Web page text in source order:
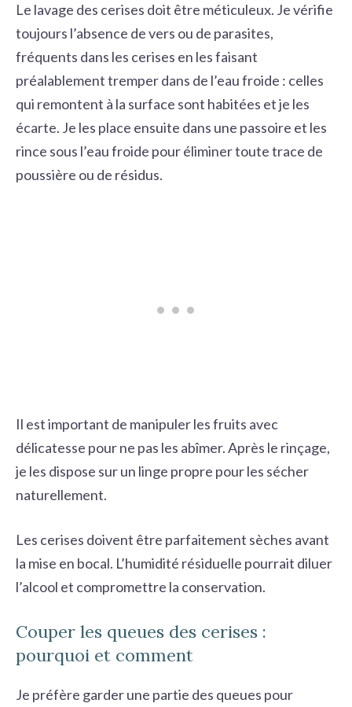
Le lavage des cerises doit être méticuleux. Je vérifie
toujours l’absence de vers ou de parasites,
fréquents dans les cerises en les faisant
préalablement tremper dans de l’eau froide : celles
qui remontent à la surface sont habitées et je les
écarte. Je les place ensuite dans une passoire et les
rince sous l’eau froide pour éliminer toute trace de
poussière ou de résidus.
Il est important de manipuler les fruits avec
délicatesse pour ne pas les abîmer. Après le rinçage,
je les dispose sur un linge propre pour les sécher
naturellement.
Les cerises doivent être parfaitement sèches avant
la mise en bocal. L’humidité résiduelle pourrait diluer
l’alcool et compromettre la conservation.
Couper les queues des cerises :
pourquoi et comment
Je préfère garder une partie des queues pour